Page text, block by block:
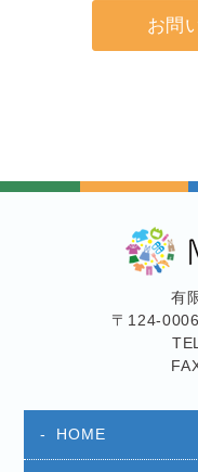
お問
有
〒124-
HOME